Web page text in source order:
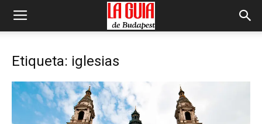
Etiqueta: iglesias